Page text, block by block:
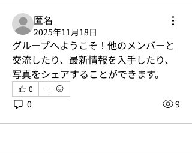
匿名
2025年11月18日
グループへようこそ！他のメンバーと
交流したり、最新情報を入手したり、
写真をシェアすることができます。
0
0 9